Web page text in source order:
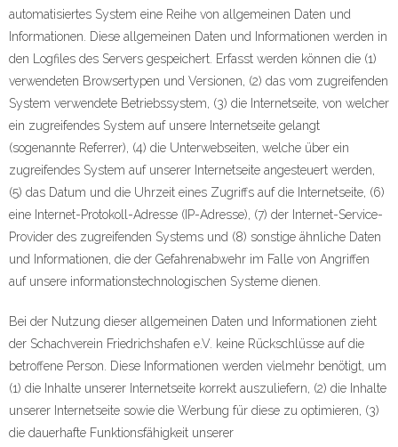
automatisiertes System eine Reihe von allgemeinen Daten und
Informationen. Diese allgemeinen Daten und Informationen werden in
den Logfiles des Servers gespeichert. Erfasst werden können die (1)
verwendeten Browsertypen und Versionen, (2) das vom zugreifenden
System verwendete Betriebssystem, (3) die Internetseite, von welcher
ein zugreifendes System auf unsere Internetseite gelangt
(sogenannte Referrer), (4) die Unterwebseiten, welche über ein
zugreifendes System auf unserer Internetseite angesteuert werden,
(5) das Datum und die Uhrzeit eines Zugriffs auf die Internetseite, (6)
eine Internet-Protokoll-Adresse (IP-Adresse), (7) der Internet-Service-
Provider des zugreifenden Systems und (8) sonstige ähnliche Daten
und Informationen, die der Gefahrenabwehr im Falle von Angriffen
auf unsere informationstechnologischen Systeme dienen.
Bei der Nutzung dieser allgemeinen Daten und Informationen zieht
der Schachverein Friedrichshafen e.V. keine Rückschlüsse auf die
betroffene Person. Diese Informationen werden vielmehr benötigt, um
(1) die Inhalte unserer Internetseite korrekt auszuliefern, (2) die Inhalte
unserer Internetseite sowie die Werbung für diese zu optimieren, (3)
die dauerhafte Funktionsfähigkeit unserer